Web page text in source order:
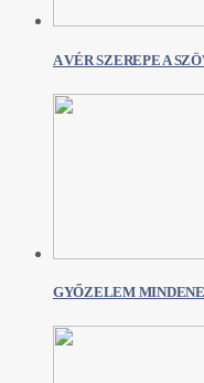
A VÉR SZEREPE A
GYŐZELEM